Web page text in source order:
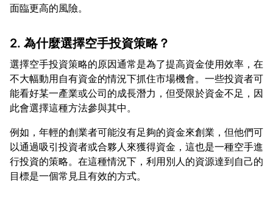
2. 為什麼選擇空手投資策略？
選擇空手投資策略的原因通常是為了提高資金使用效率，在
不大幅動用自有資金的情況下抓住市場機會。一些投資者可
能看好某一產業或公司的成長潛力，但受限於資金不足，因
例如，年輕的創業者可能沒有足夠的資金來創業，但他們可
以通過吸引投資者或合夥人來獲得資金，這也是一種空手進
行投資的策略。在這種情況下，利用別人的資源達到自己的